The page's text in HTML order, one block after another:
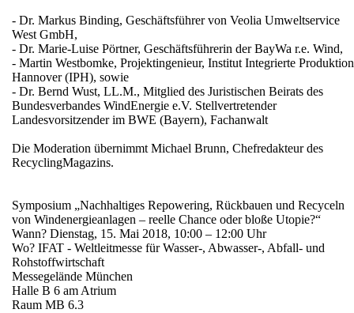
- Dr. Markus Binding, Geschäftsführer von Veolia Umweltservice
West GmbH,
- Dr. Marie-Luise Pörtner, Geschäftsführerin der BayWa r.e. Wind,
- Martin Westbomke, Projektingenieur, Institut Integrierte Produktion
Hannover (IPH), sowie
- Dr. Bernd Wust, LL.M., Mitglied des Juristischen Beirats des
Bundesverbandes WindEnergie e.V. Stellvertretender
Landesvorsitzender im BWE (Bayern), Fachanwalt
Die Moderation übernimmt Michael Brunn, Chefredakteur des
RecyclingMagazins.
Symposium „Nachhaltiges Repowering, Rückbauen und Recyceln
von Windenergieanlagen – reelle Chance oder bloße Utopie?“
Wann? Dienstag, 15. Mai 2018, 10:00 – 12:00 Uhr
Wo? IFAT - Weltleitmesse für Wasser-, Abwasser-, Abfall- und
Rohstoffwirtschaft
Messegelände München
Halle B 6 am Atrium
Raum MB 6.3